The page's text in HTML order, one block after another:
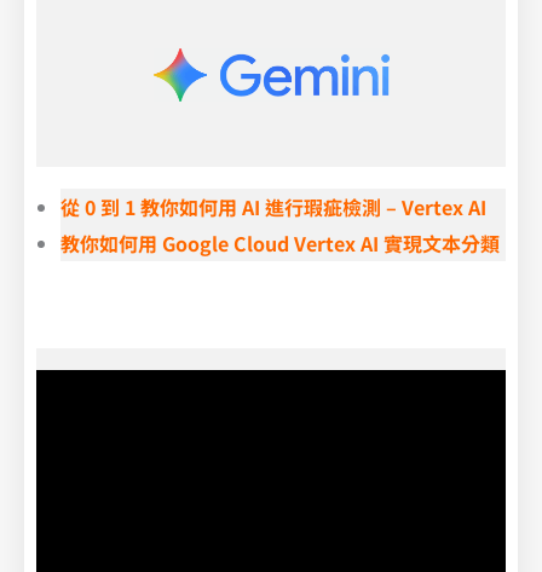
從 0 到 1 教你如何用 AI 進行瑕疵檢測 – Vertex AI
教你如何用 Google Cloud Vertex AI 實現文本分類